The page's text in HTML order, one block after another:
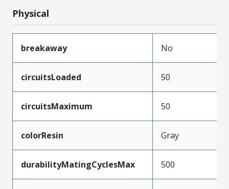
Physical
breakaway No
circuitsLoaded 50
circuitsMaximum 50
colorResin Gray
durabilityMatingCyclesMax 500